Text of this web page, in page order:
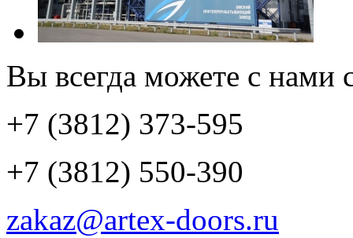
Вы всегда можете с нами
+7 (3812) 373-595
+7 (3812) 550-390
zakaz@artex-doors.ru